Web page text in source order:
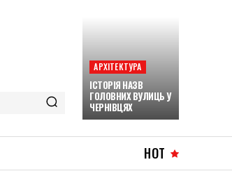
АРХІТЕКТУРА
ІСТОРІЯ НАЗВ
ГОЛОВНИХ ВУЛИЦЬ У
ЧЕРНІВЦЯХ
HOT